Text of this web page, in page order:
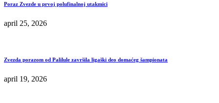
Poraz Zvezde u prvoj polufinalnoj utakmici
april 25, 2026
Zvezda porazom od Palilule završila ligaški deo domaćeg šampionata
april 19, 2026